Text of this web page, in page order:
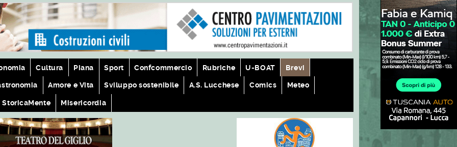
Cultura Piana Sport Confcommercio Rubriche U-BOAT Brevi
Amore e Vita Sviluppo sostenibile A.S. Lucchese Comics Meteo
StoricaMente Misericordia